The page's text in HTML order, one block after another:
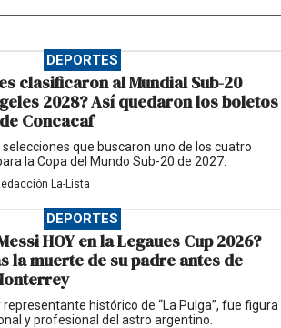
DEPORTES
clasificaron al Mundial Sub-20
2028? Así quedaron los boletos
Concacaf
que buscaron uno de los cuatro
la Copa del Mundo Sub-20 de 2027.
La-Lista
DEPORTES
HOY en la Legaues Cup 2026?
la muerte de su padre antes de
histórico de “La Pulga”, fue figura
y profesional del astro argentino.